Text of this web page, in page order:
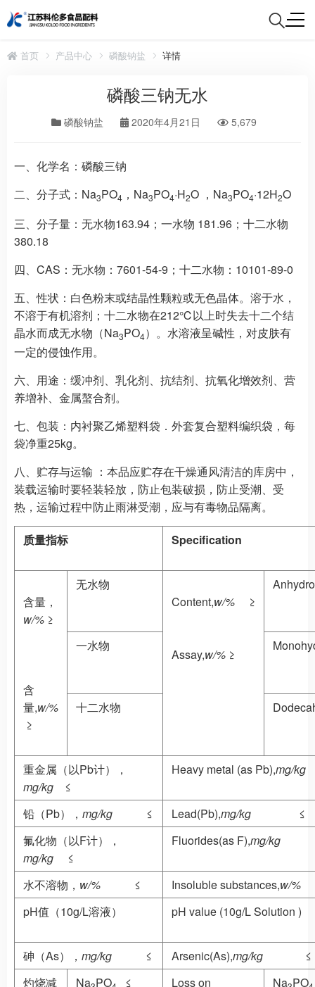
首页 产品中心 磷酸钠盐 详情
磷酸三钠无水
磷酸钠盐 2020年4月21日 5,679
一、 化学名： 磷酸三钠
二、分子式： Na3PO4 ，Na3PO4·H2O ，Na3PO4·12H2O
三、分子量： 无水物163.94；一水物 181.96；十二水物
380.18
四、CAS： 无水物：7601-54-9；十二水物：10101-89-0
五、性状 ： 白色粉末或结晶性颗粒或无色晶体。溶于水，
不溶于有机溶剂；十二水物在212℃以上时失去十二个结
晶水而成无水物（Na3PO4）。水溶液呈碱性，对皮肤有
一定的侵蚀作用。
六、用途： 缓冲剂、乳化剂、抗结剂、抗氧化增效剂、营
养增补、金属螯合剂。
七、包装： 内衬聚乙烯塑料袋．外套复合塑料编织袋，每
袋净重25kg。
八、贮存与运输 ： 本品应贮存在干燥通风清洁的库房中，
装载运输时要轻装轻放，防止包装破损，防止受潮、受
热，运输过程中防止雨淋受潮，应与有毒物品隔离。
质量指标 Specification
含量，
w/% ≥
含
量,w/%
≥
无水物
Content,w/% ≥
Assay,w/% ≥
一水物
十二水物
重金属（以Pb计），
mg/kg ≤
Heavy metal (as Pb),mg/kg
铅（Pb）， mg/kg ≤ Lead(Pb),mg/kg ≤
氟化物（以F计），
mg/kg ≤
Fluorides(as F),mg/kg
水不溶物， w/% ≤ Insoluble substances,w/%
pH值（10g/L溶液）
pH value (10g/L Solution )
砷（As）， mg/kg ≤ Arsenic(As),mg/kg ≤
灼烧减
Na PO ≤
Loss on
Na PO